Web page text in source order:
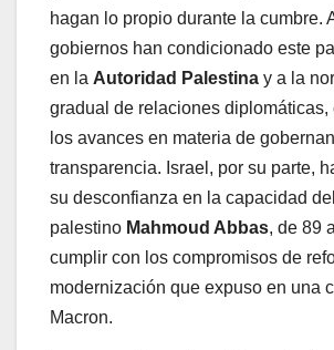
hagan lo propio durante la cumbre.
gobiernos han condicionado este
en la Autoridad Palestina y a la
gradual de relaciones diplomáticas,
los avances en materia de
transparencia. Israel, por su parte,
su desconfianza en la capacidad
palestino Mahmoud Abbas, de 89
cumplir con los compromisos de
modernización que expuso en una
Macron.